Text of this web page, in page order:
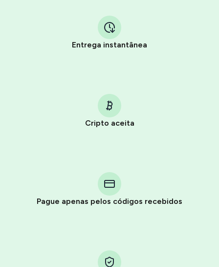
Entrega instantânea
Cripto aceita
Pague apenas pelos códigos recebidos
You purchase Stars via the official@PremiumBot in